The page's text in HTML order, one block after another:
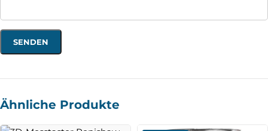
Ähnliche Produkte